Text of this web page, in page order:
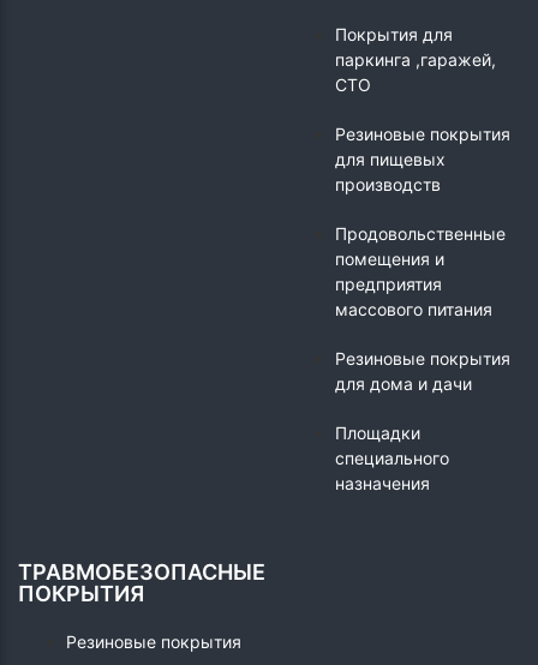
Покрытия для
паркинга ,гаражей,
СТО
Резиновые покрытия
для пищевых
производств
Продовольственные
помещения и
предприятия
массового питания
Резиновые покрытия
для дома и дачи
Площадки
специального
назначения
ТРАВМОБЕЗОПАСНЫЕ
ПОКРЫТИЯ
Резиновые покрытия